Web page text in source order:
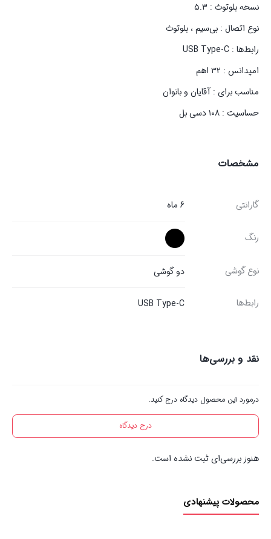
نسخه بلوتوث : ۵.۳
نوع اتصال : بی‌سیم ، بلوتوث
رابط‌ها : USB Type-C
امپدانس : ۳۲ اهم
مناسب برای : آقایان و بانوان
حساسیت : ۱۰۸ دسی بل
مشخصات
گارانتی 6 ماه
رنگ
نوع گوشی دو گوشی
رابط‌ها USB Type-C
نقد و بررسی‌ها
درمورد این محصول دیدگاه درج کنید.
درج دیدگاه
هنوز بررسی‌ای ثبت نشده است.
محصولات پیشنهادی